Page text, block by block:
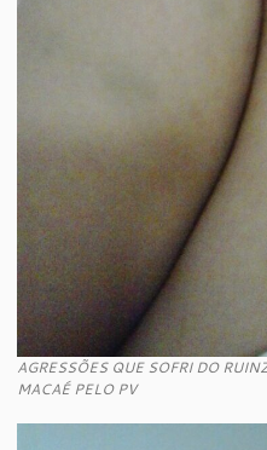
AGRESSÕES QUE SOFRI DO
MACAÉ PELO PV